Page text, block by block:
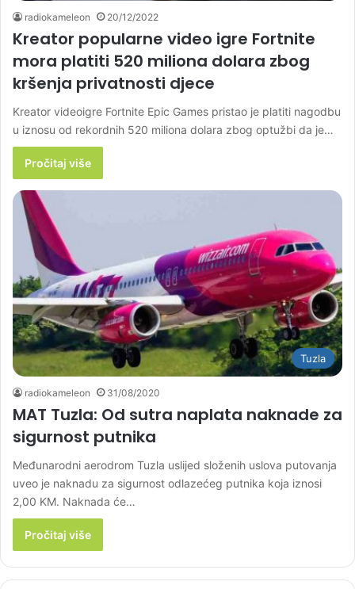
radiokameleon 20/12/2022
Kreator popularne video igre Fortnite
mora platiti 520 miliona dolara zbog
kršenja privatnosti djece
Kreator videoigre Fortnite Epic Games pristao je platiti nagodbu
u iznosu od rekordnih 520 miliona dolara zbog optužbi da je…
Pročitaj više
Tuzla
radiokameleon 31/08/2020
MAT Tuzla: Od sutra naplata naknade za
sigurnost putnika
Međunarodni aerodrom Tuzla uslijed složenih uslova putovanja
uveo je naknadu za sigurnost odlazećeg putnika koja iznosi
2,00 KM. Naknada će…
Pročitaj više